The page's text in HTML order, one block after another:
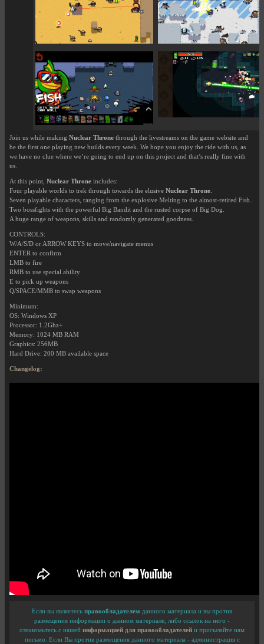
Join us while making Nuclear Throne through the livestreams on the game website and
be the first one playing new builds every week. We hope you enjoy the ride with us, as
we have no clue where we’re going to end up on this project and that’s really fine with
us.
At this point, Nuclear Throne includes:
Four playable worlds to trek through towards the elusive Nuclear Throne.
Seven playable characters, ranging from the explosive Melting to the almost-retired Fish.
Two bossfights with the powerful Big Bandit and the rusted corpse of Big Dog.
A huge range of weapons, skills and randomly generated goodness.
CONTROLS:
W/A/S/D or ARROW KEYS to move/navigate menus
ENTER to confirm
LMB to fire
RMB to use special ability
E to pick up weapons
Q/SPACE/MMB to swap weapons
Minimum:
OS: Windows XP
Processor: 1.2Ghz+
Memory: 1024 MB RAM
Graphics: 256MB
Hard Drive: 200 MB available space
Changelog:
Если вы являетесь правообладателем данного материала и вы против
размещения информации о данном материале, либо ссылок на него -
ознакомьтесь с нашей информацией для правообладателей и присылайте нам
письмо. Если Вы против размещения данного материала - администрация с